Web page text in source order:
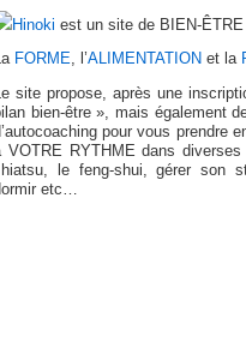
Hinoki est un site de BIEN-
FORME, l’ALIMENTATION et la
site propose, après une
bien-être », mais également
pour vous prendre
VOTRE RYTHME dans
le feng-shui, gérer son
etc…